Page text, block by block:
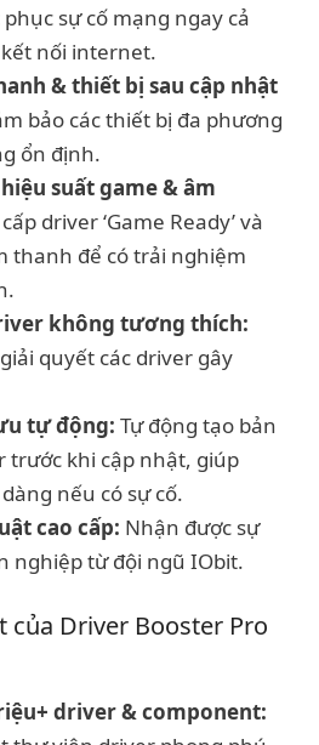
phục sự cố mạng ngay cả
nối internet.
& thiết bị sau cập nhật
bảo các thiết bị đa phương
ổn định.
suất game & âm
driver ‘Game Ready’ và
thanh để có trải nghiệm
không tương thích:
quyết các driver gây
tự động: Tự động tạo bản
trước khi cập nhật, giúp
nếu có sự cố.
cao cấp: Nhận được sự
nghiệp từ đội ngũ IObit.
của Driver Booster Pro
driver & component: